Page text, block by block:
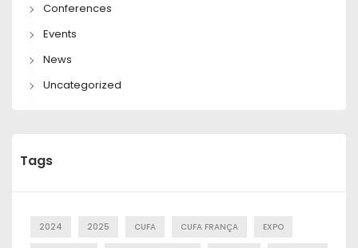
Conferences
Events
News
Uncategorized
Tags
2024 2025 CUFA CUFA FRANÇA EXPO